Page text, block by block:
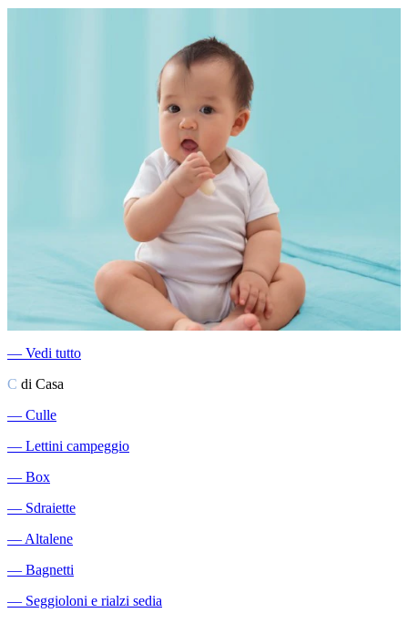
― Vedi tutto
C di Casa
― Culle
― Lettini campeggio
― Box
― Sdraiette
―Altalene
― Bagnetti
― Seggioloni e rialzi sedia